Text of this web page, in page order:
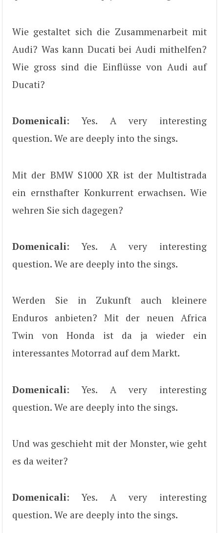
Wie gestaltet sich die Zusammenarbeit mit
Audi? Was kann Ducati bei Audi mithelfen?
Wie gross sind die Einflüsse von Audi auf
Ducati?
Domenicali: Yes. A very interesting
question. We are deeply into the sings.
Mit der BMW S1000 XR ist der Multistrada
ein ernsthafter Konkurrent erwachsen. Wie
wehren Sie sich dagegen?
Domenicali: Yes. A very interesting
question. We are deeply into the sings.
Werden Sie in Zukunft auch kleinere
Enduros anbieten? Mit der neuen Africa
Twin von Honda ist da ja wieder ein
interessantes Motorrad auf dem Markt.
Domenicali: Yes. A very interesting
question. We are deeply into the sings.
Und was geschieht mit der Monster, wie geht
es da weiter?
Domenicali: Yes. A very interesting
question. We are deeply into the sings.